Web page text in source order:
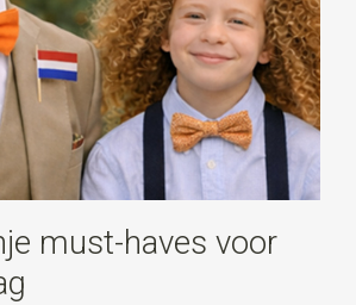
must-haves voor